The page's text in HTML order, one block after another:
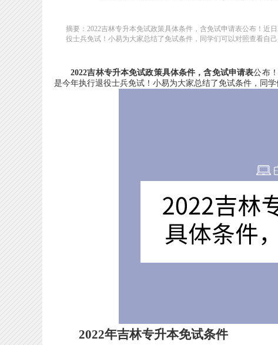
摘要：2022吉林专升本免试政策具体条件，含免试申请表公布！近
役士兵免试！小易为大家总结了免试条件，同学们可以对照查看自己
2022吉林专升本免试政策具体条件，含免试申请表公布
是今年执行退役士兵免试！小易为大家总结了免试条件，同
2022年吉林专升本免试条件